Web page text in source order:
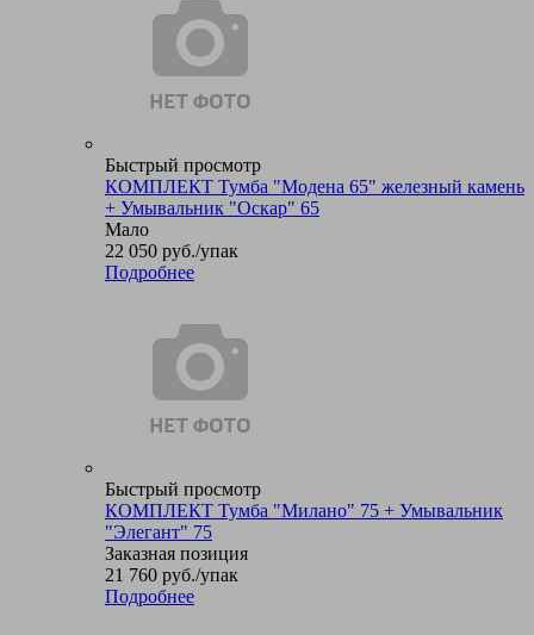
Быстрый просмотр
КОМПЛЕКТ Тумба "Модена 65" железный камень
+ Умывальник "Оскар" 65
Мало
22 050 руб./упак
Подробнее
Быстрый просмотр
КОМПЛЕКТ Тумба "Милано" 75 + Умывальник
"Элегант" 75
Заказная позиция
21 760 руб./упак
Подробнее